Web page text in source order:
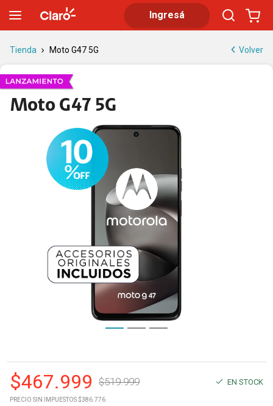
Ingresá
Tienda Moto G47 5G Volver
Moto G47 5G
$467.999 $519.999 EN STOCK
PRECIO SIN IMPUESTOS $386.776
Moto G47 5G con NFC y 128 GB | Claro